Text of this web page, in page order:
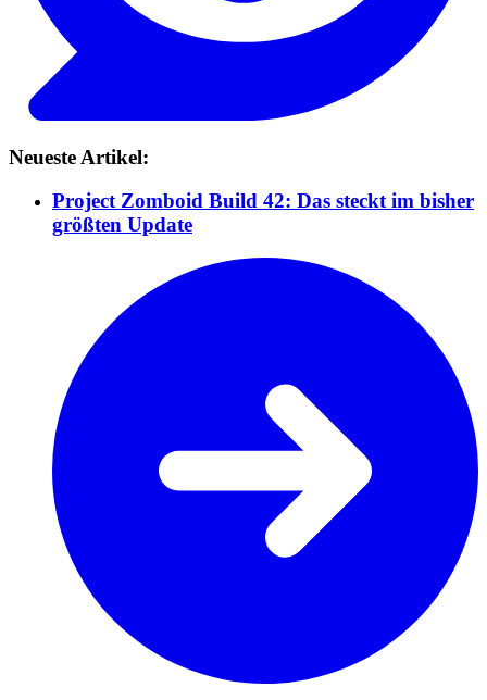
Neueste Artikel:
Project Zomboid Build 42: Das steckt im bisher
größten Update